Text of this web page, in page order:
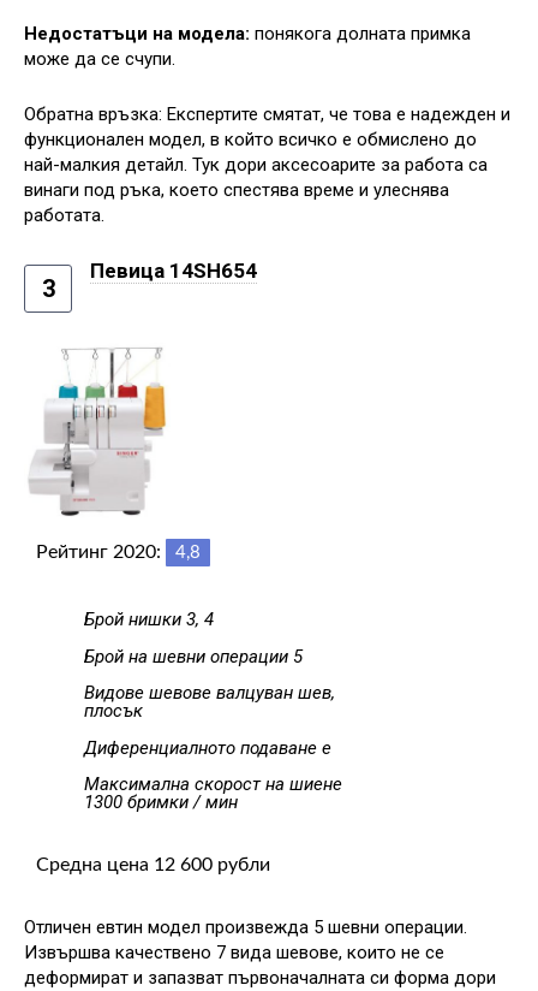
Недостатъци на модела: понякога долната примка
може да се счупи.
Обратна връзка: Експертите смятат, че това е надежден и
функционален модел, в който всичко е обмислено до
най-малкия детайл. Тук дори аксесоарите за работа са
винаги под ръка, което спестява време и улеснява
работата.
3
Певица 14SH654
Рейтинг 2020: 4,8
Брой нишки 3, 4
Брой на шевни операции 5
Видове шевове валцуван шев,
плосък
Диференциалното подаване е
Максимална скорост на шиене
1300 бримки / мин
Средна цена 12 600 рубли
Отличен евтин модел произвежда 5 шевни операции.
Извършва качествено 7 вида шевове, които не се
деформират и запазват първоначалната си форма дори